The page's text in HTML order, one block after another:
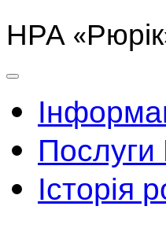
НРА
Послуги
Історія